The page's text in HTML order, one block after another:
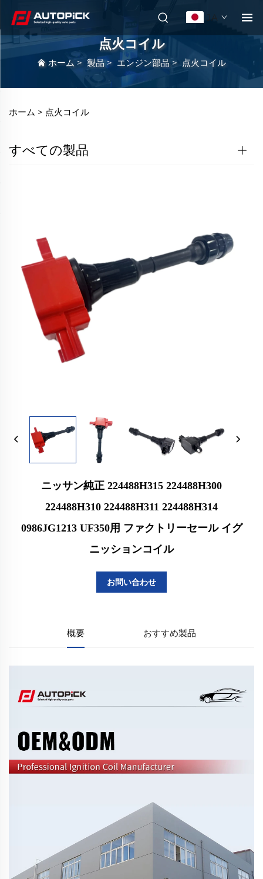
JA
点火コイル
ホーム > 製品> エンジン部品> 点火コイル
ホーム > 点火コイル
すべての製品
ニッサン純正 224488H315 224488H300
224488H310 224488H311 224488H314
0986JG1213 UF350用 ファクトリーセール イグ
ニッションコイル
お問い合わせ
概要 おすすめ製品